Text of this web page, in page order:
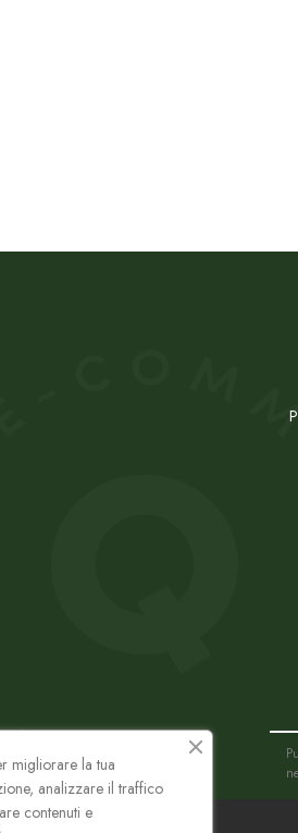
migliorare la tua
analizzare il traffico
contenuti e